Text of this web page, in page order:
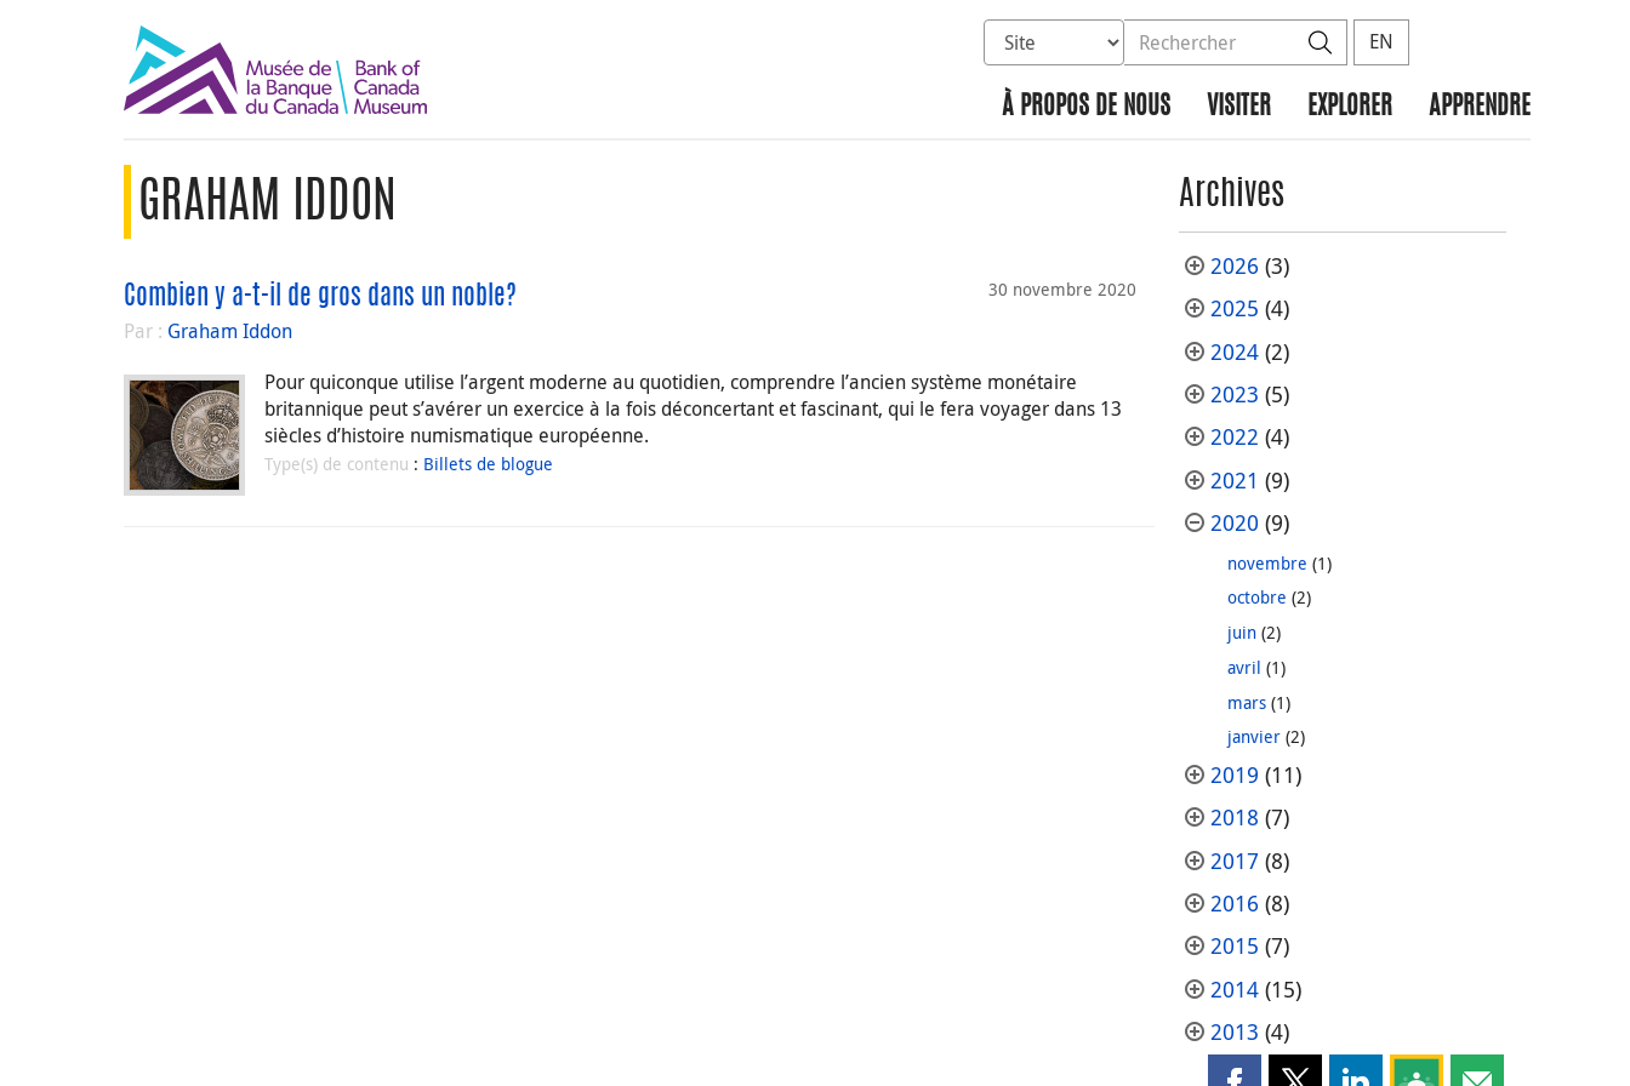
Sélectionnez la base de données à rechercher
Rechercher dans le site Rechercher
EN
À PROPOS DE NOUS VISITER EXPLORER APPRENDRE
GRAHAM IDDON
30 novembre 2020
Combien y a-t-il de gros dans un noble?
Par : Graham Iddon
Pour quiconque utilise l’argent moderne au quotidien, comprendre l’ancien système monétaire
britannique peut s’avérer un exercice à la fois déconcertant et fascinant, qui le fera voyager dans 13
siècles d’histoire numismatique européenne.
Type(s) de contenu : Billets de blogue
Archives
2026 (3)
2025 (4)
2024(2)
2023 (5)
2022 (4)
2021 (9)
2020 (9)
novembre (1)
octobre (2)
juin(2)
avril (1)
mars(1)
janvier(2)
2019 (11)
2018 (7)
2017 (8)
2016 (8)
2015 (7)
2014(15)
2013 (4)